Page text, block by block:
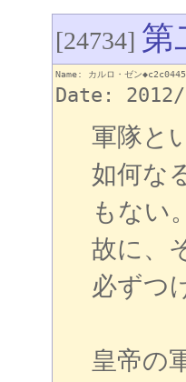
[24734] 第
Name: カルロ・ゼン
Date:
軍隊と
如何な
もない。
故に、
必ずつ
皇帝の